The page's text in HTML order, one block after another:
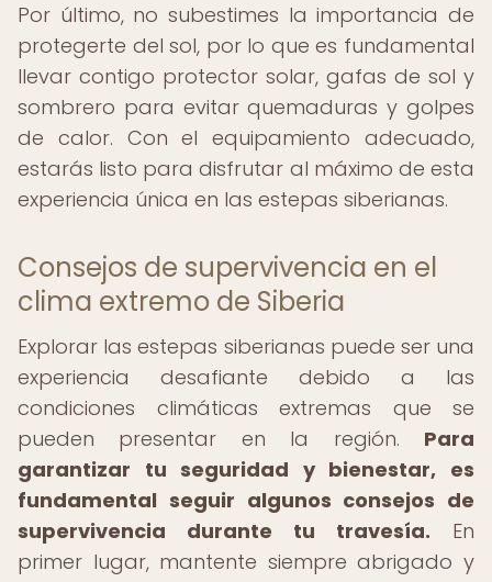
Por último, no subestimes la importancia de
protegerte del sol, por lo que es fundamental
llevar contigo protector solar, gafas de sol y
sombrero para evitar quemaduras y golpes
de calor. Con el equipamiento adecuado,
estarás listo para disfrutar al máximo de esta
experiencia única en las estepas siberianas.
Consejos de supervivencia en el
clima extremo de Siberia
Explorar las estepas siberianas puede ser una
experiencia desafiante debido a las
condiciones climáticas extremas que se
pueden presentar en la región. Para
garantizar tu seguridad y bienestar, es
fundamental seguir algunos consejos de
supervivencia durante tu travesía. En
primer lugar, mantente siempre abrigado y